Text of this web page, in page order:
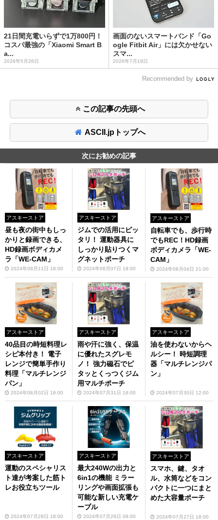
21日間充電いらずで1万800円！
コスパ最強の「Xiaomi Smart B
a...
2026年5月26日
画面のないスマートバンド「Go
ogle Fitbit Air」には欠かせない
スマ...
2026年7月19日
Recommended by
この記事の先頭へ
ASCII.jpトップへ
次にお勧めの記事
アスキーストア
昼も夜の街中もしっ
かりと録画できる、
HD録画ボディカメ
ラ「WE-CAM」
2024年08月11日 18:00
アスキーストア
ジムでの活用にピッ
タリ！ 運動器具に
しっかり貼りつくマ
グネットポーチ
2024年08月07日 18:00
アスキーストア
自転車でも、歩行時
でもREC！HD録画
ボディカメラ「WE-
CAM」
2024年08月04日 21:00
アスキーストア
40品目の時短料理レ
シピ本付き！ 電子
レンジで簡単手作り
料理「マルチレンジ
パン」
2024年08月02日 18:00
アスキーストア
雨や汗に強く、保温
に優れたスグレモ
ノ！ 強力磁石でピ
タッとくっつくジム
用マルチポーチ
2024年07月31日 18:00
アスキーストア
油を使わないからヘ
ルシー！ 時短調理
器「マルチレンジパ
ン」
2024年07月30日 12:00
アスキーストア
運動のスペシャリス
ト達が考案した筋ト
レお役立ちツール
2024年07月28日 18:00
アスキーストア
最大240Wの出力と
6in1の機能 ミラー
リングや画面拡張も
可能な新しい充電ケ
ーブル
2024年07月28日 09:00
アスキーストア
スマホ、鍵、タオ
ル、水筒などをコン
パクトに一つにまと
めた大容量ポーチ
2024年07月27日 18:00